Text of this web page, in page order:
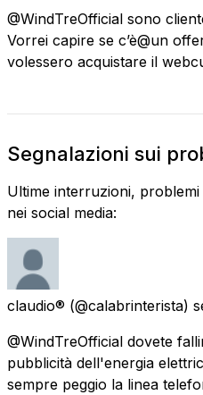
@WindTreOfficial sono
Vorrei capire se c’è@un
volessero acquistare il
Segnalazioni sui
Ultime interruzioni,
nei social media:
claudio® (@calabrinterista)
@WindTreOfficial dovete
pubblicità dell'energia
sempre peggio la linea